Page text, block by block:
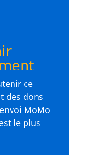
ce
des dons
MoMo
le plus